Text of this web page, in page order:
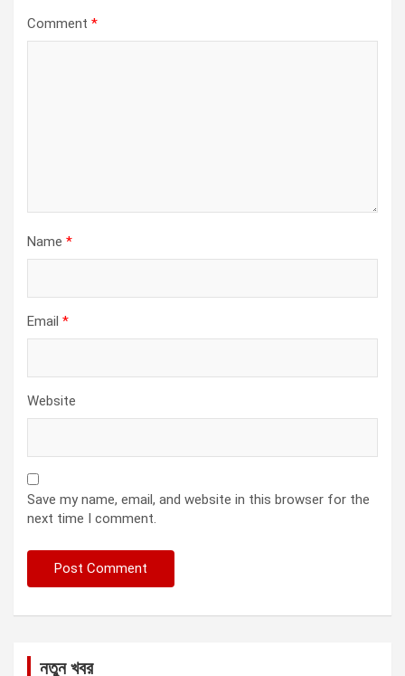
Comment *
Name *
Email *
Website
Save my name, email, and website in this browser for the
next time I comment.
নতুন খবর